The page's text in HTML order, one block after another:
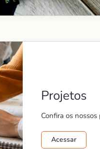
Projetos
Confira os
Acessar